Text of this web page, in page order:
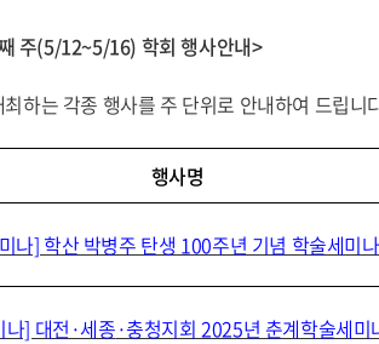
주(5/12~5/16) 학회 행사안내>
하는 각종 행사를 주 단위로 안내하여 드립
행사명
나] 학산 박병주 탄생 100주년 기념 학술세미나
나] 대전·세종·충청지회 2025년 춘계학술세미